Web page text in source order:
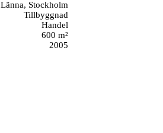
Länna, Stockholm
Tillbyggnad
Handel
600 m²
2005